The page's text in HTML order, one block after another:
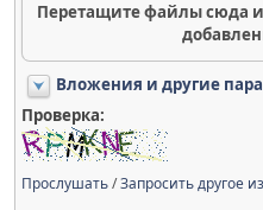
Перетащите файлы сюда
Вложения и другие
Проверка:
Прослушать/Запросить другое